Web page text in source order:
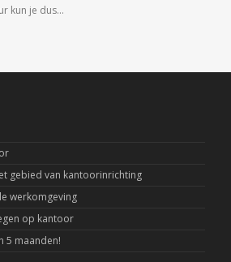
kun je dus…
gebied van kantoorinrichting
werkomgeving
op kantoor
5 maanden!